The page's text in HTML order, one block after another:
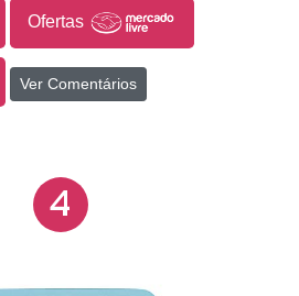
fixação para perfeita
Ofertas
Ver Comentários
4